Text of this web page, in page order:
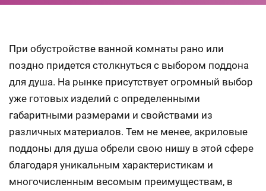
При обустройстве ванной комнаты рано или
поздно придется столкнуться с выбором поддона
для душа. На рынке присутствует огромный выбор
уже готовых изделий с определенными
габаритными размерами и свойствами из
различных материалов. Тем не менее, акриловые
поддоны для душа обрели свою нишу в этой сфере
благодаря уникальным характеристикам и
многочисленным весомым преимуществам, в